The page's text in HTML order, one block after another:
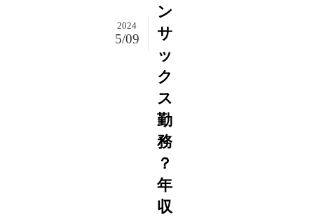
ン
サ
ッ
ク
ス
勤
務
？
年
収
2024
5/09